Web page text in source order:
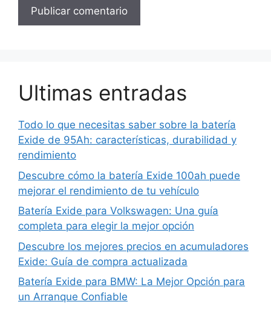
Ultimas entradas
Todo lo que necesitas saber sobre la batería
Exide de 95Ah: características, durabilidad y
rendimiento
Descubre cómo la batería Exide 100ah puede
mejorar el rendimiento de tu vehículo
Batería Exide para Volkswagen: Una guía
completa para elegir la mejor opción
Descubre los mejores precios en acumuladores
Exide: Guía de compra actualizada
Batería Exide para BMW: La Mejor Opción para
un Arranque Confiable